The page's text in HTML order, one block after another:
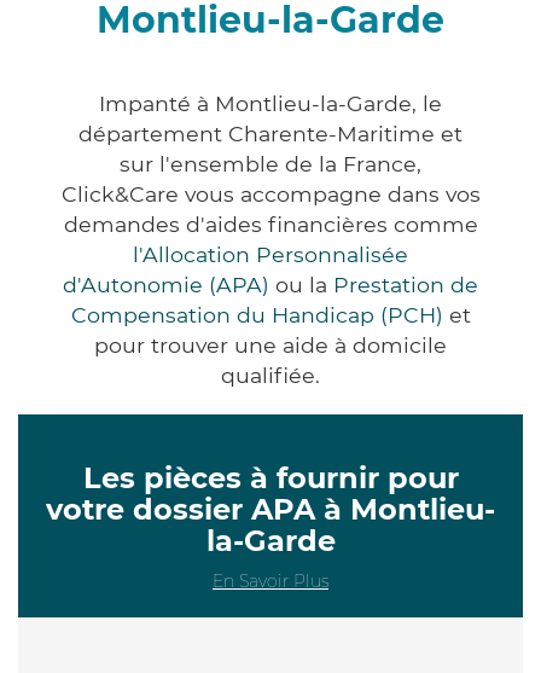
Montlieu-la-Garde
Impanté à Montlieu-la-Garde, le
département Charente-Maritime et
sur l'ensemble de la France,
Click&Care vous accompagne dans vos
demandes d'aides financières comme
l'Allocation Personnalisée
d'Autonomie (APA) ou la Prestation de
Compensation du Handicap (PCH) et
pour trouver une aide à domicile
qualifiée.
Les pièces à fournir pour
votre dossier APA à Montlieu-
la-Garde
En Savoir Plus